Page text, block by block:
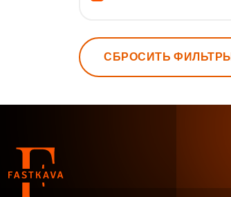
СБРОСИТЬ ФИЛЬТРЫ